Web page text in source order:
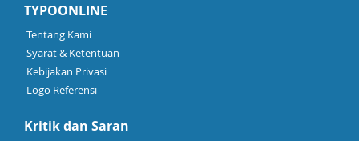
TYPOONLINE
Tentang Kami
Syarat & Ketentuan
Kebijakan Privasi
Logo Referensi
Kritik dan Saran